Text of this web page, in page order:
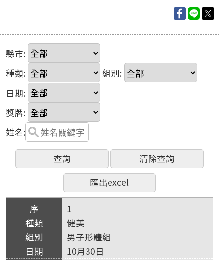
縣市:
種類:
組別:
日期:
獎牌:
姓名:
1
健美
男子形體組
10月30日